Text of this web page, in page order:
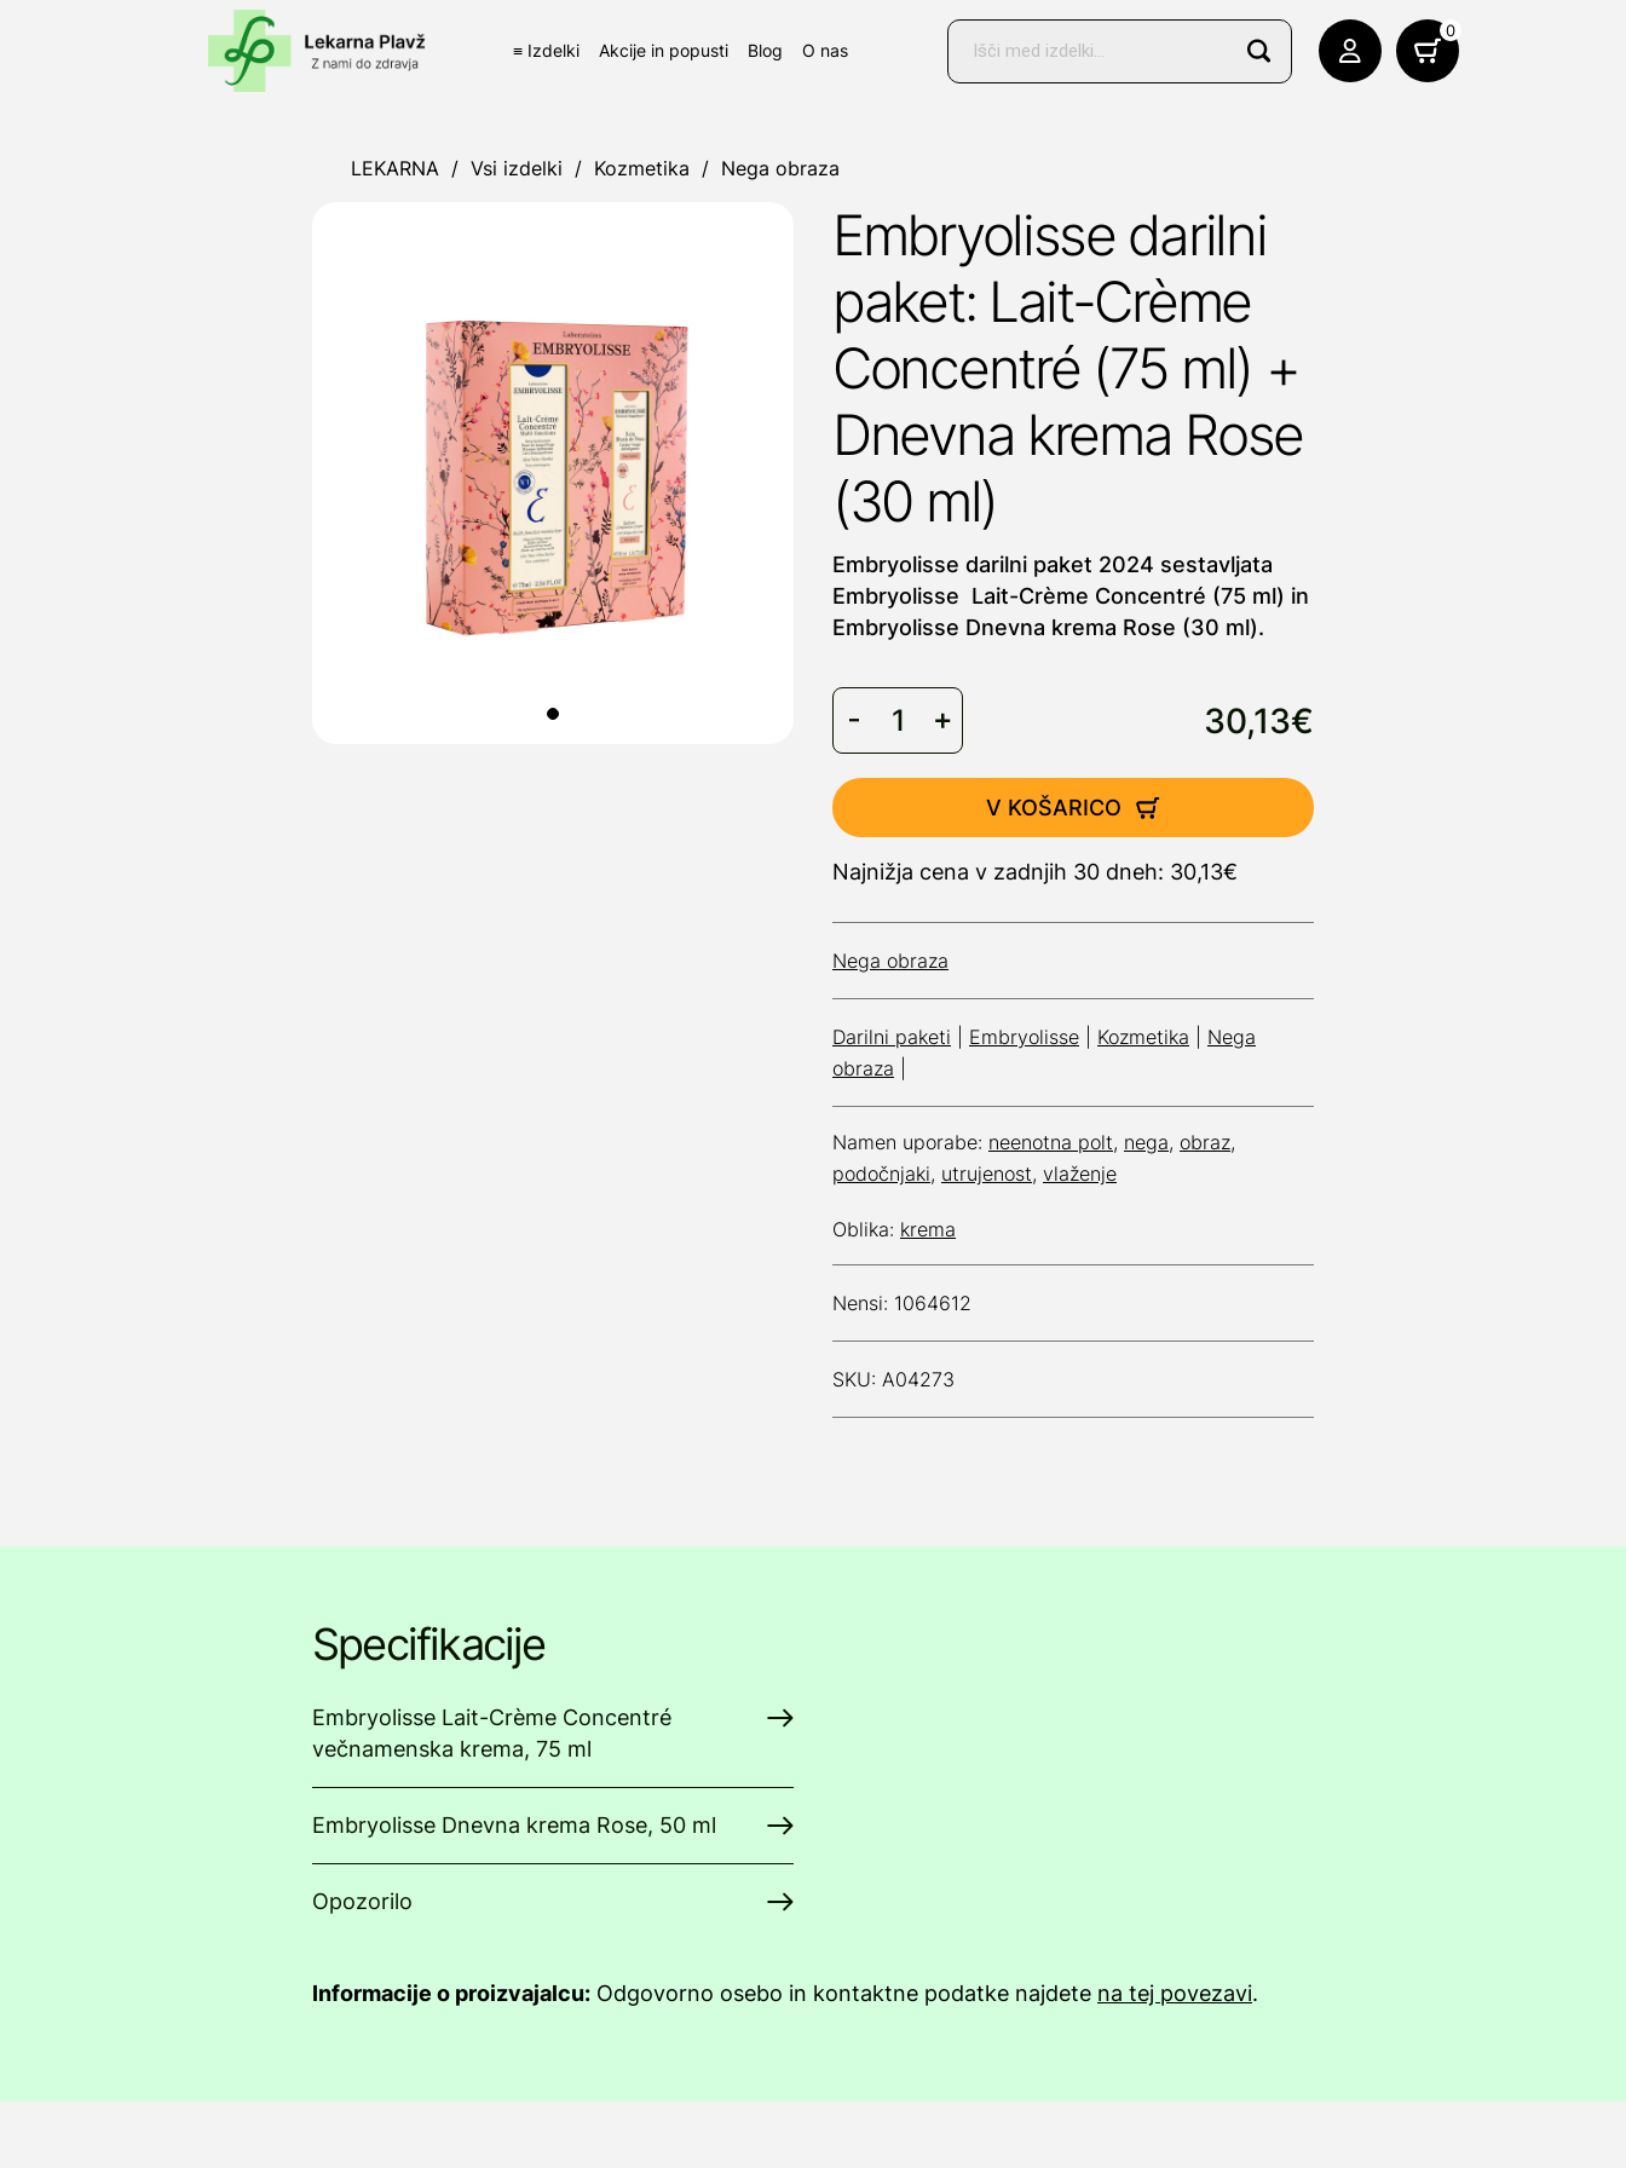
≡ Izdelki Akcije in popusti Blog O nas
Products
search
0
LEKARNA / Vsi izdelki / Kozmetika / Nega obraza
Embryolisse darilni
paket: Lait-Crème
Concentré (75 ml) +
Dnevna krema Rose
(30 ml)
Embryolisse darilni paket 2024 sestavljata
Embryolisse Lait-Crème Concentré (75 ml) in
Embryolisse Dnevna krema Rose (30 ml).
30,13€
V KOŠARICO
Najnižja cena v zadnjih 30 dneh: 30,13€
Nega obraza
Darilni paketi Embryolisse Kozmetika
Nega
obraza
Namen uporabe: neenotna polt, nega, obraz,
podočnjaki, utrujenost, vlaženje
Oblika: krema
Nensi: 1064612
SKU: A04273
Specifikacije
Embryolisse Lait-Crème Concentré
večnamenska krema, 75 ml
Embryolisse Dnevna krema Rose, 50 ml
Opozorilo
Informacije o proizvajalcu: Odgovorno osebo in kontaktne podatke najdete na tej povezavi.